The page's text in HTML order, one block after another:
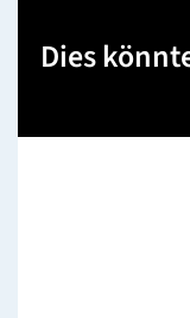
Dies